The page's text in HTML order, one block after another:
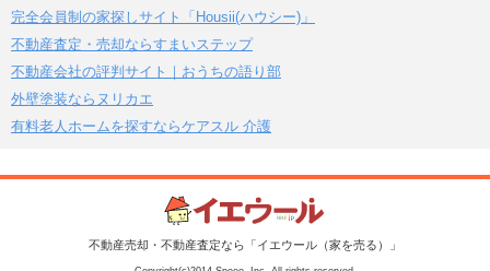
完全会員制の家探しサイト「Housii(ハウシー)」
不動産査定・売却ならすまいステップ
不動産会社の評判サイト｜おうちの語り部
外壁塗装ならヌリカエ
有料老人ホームを探すならケアスル 介護
不動産売却・不動産査定なら「イエウール（家を売る）」